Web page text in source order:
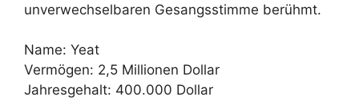
unverwechselbaren Gesangsstimme berühmt.
Name: Yeat
Vermögen: 2,5 Millionen Dollar
Jahresgehalt: 400.000 Dollar